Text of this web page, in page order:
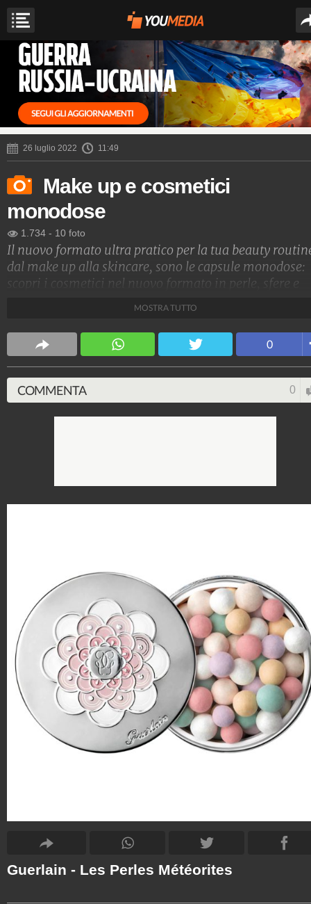
26 luglio 2022 11:49
Make up e cosmetici
monodose
1.734 - 10 foto
Il nuovo formato ultra pratico per la tua beauty
dal make up alla skincare, sono le capsule monodose:
scopri i cosmetici nel nuovo formato in perle, sfere e
Stile e trend
1.515.024.596 1.957 video 138.069 foto
MOSTRA TUTTO
0
COMMENTA 0
Guerlain - Les Perles Météorites